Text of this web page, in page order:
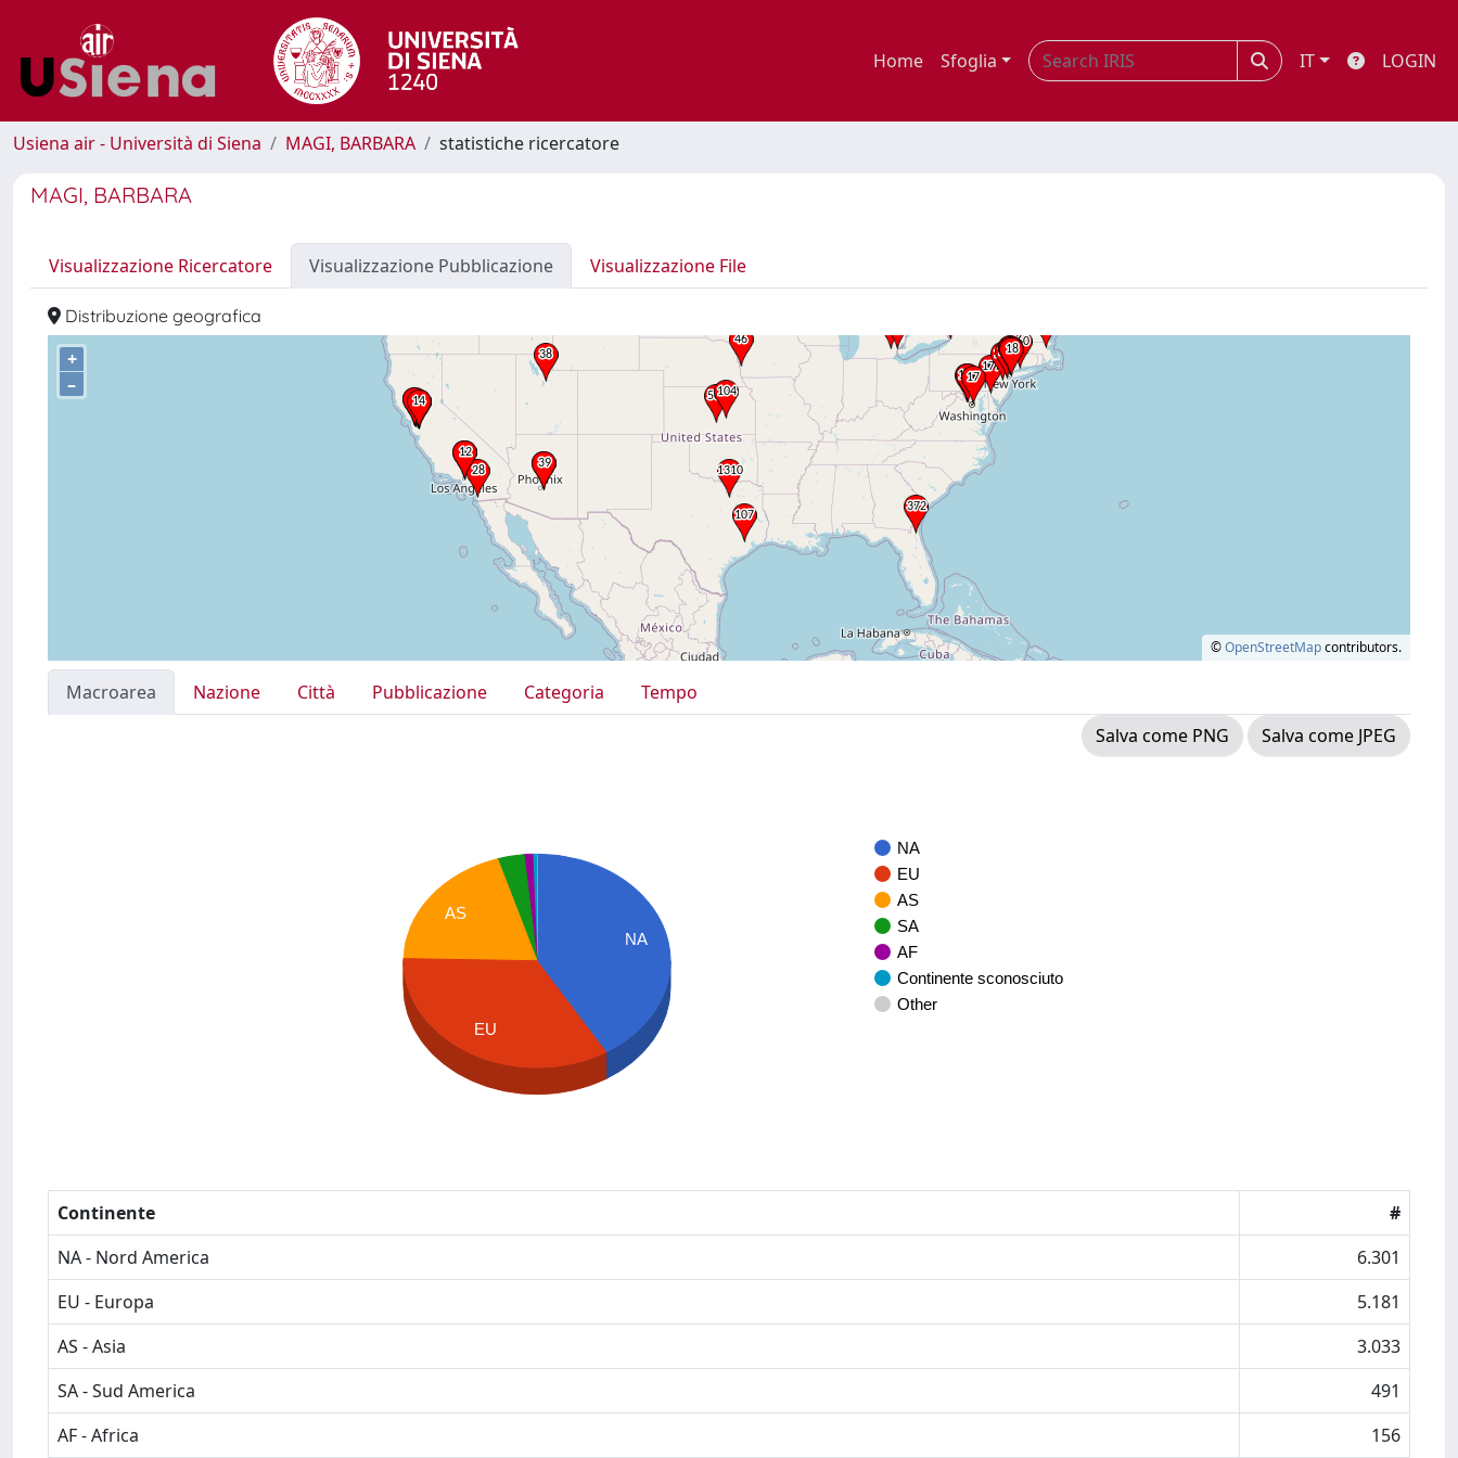
Home Sfoglia IT LOGIN
Usiena air - Università di Siena MAGI, BARBARA statistiche ricercatore
MAGI, BARBARA
Visualizzazione Ricercatore Visualizzazione Pubblicazione Visualizzazione File
Distribuzione geografica
+
–
©OpenStreetMapcontributors.
Macroarea Nazione Città Pubblicazione Categoria
Tempo
Salva come PNG
Salva come JPEG
NA
EU
AS
SA
AF
Continente sconosciuto
Other
NA
AS
EU
Continente
#
NA - Nord America
6.301
EU - Europa
5.181
AS - Asia
3.033
SA - Sud America
491
AF - Africa
156